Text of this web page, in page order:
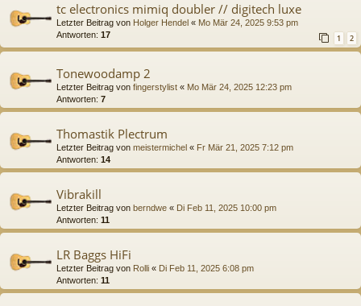
tc electronics mimiq doubler // digitech luxe
Letzter Beitrag von Holger Hendel « Mo Mär 24, 2025 9:53 pm
Antworten: 17 1 2
Tonewoodamp 2
Letzter Beitrag von fingerstylist « Mo Mär 24, 2025 12:23 pm
Antworten: 7
Thomastik Plectrum
Letzter Beitrag von meistermichel « Fr Mär 21, 2025 7:12 pm
Antworten: 14
Vibrakill
Letzter Beitrag von berndwe « Di Feb 11, 2025 10:00 pm
Antworten: 11
LR Baggs HiFi
Letzter Beitrag von Rolli « Di Feb 11, 2025 6:08 pm
Antworten: 11